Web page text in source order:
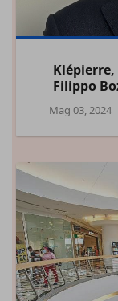
Filippo
Mag 03, 2024